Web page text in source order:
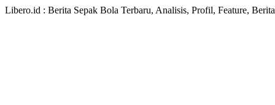
Libero.id : Berita Sepak Bola Terbaru, Analisis, Profil, Feature,